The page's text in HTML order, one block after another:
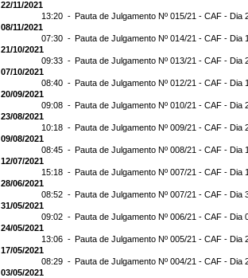
22/11/2021
13:20 - Pauta de Julgamento Nº 015/21 - CAF - Dia
08/11/2021
07:30 - Pauta de Julgamento Nº 014/21 - CAF - Dia
21/10/2021
09:33 - Pauta de Julgamento Nº 013/21 - CAF - Dia
07/10/2021
08:40 - Pauta de Julgamento Nº 012/21 - CAF - Dia
20/09/2021
09:08 - Pauta de Julgamento Nº 010/21 - CAF - Dia
23/08/2021
10:18 - Pauta de Julgamento Nº 009/21 - CAF - Dia
09/08/2021
08:45 - Pauta de Julgamento Nº 008/21 - CAF - Dia
12/07/2021
15:18 - Pauta de Julgamento Nº 007/21 - CAF - Dia
28/06/2021
08:52 - Pauta de Julgamento Nº 007/21 - CAF - Dia
31/05/2021
09:02 - Pauta de Julgamento Nº 006/21 - CAF - Dia
24/05/2021
13:06 - Pauta de Julgamento Nº 005/21 - CAF - Dia
17/05/2021
08:29 - Pauta de Julgamento Nº 004/21 - CAF - Dia
03/05/2021